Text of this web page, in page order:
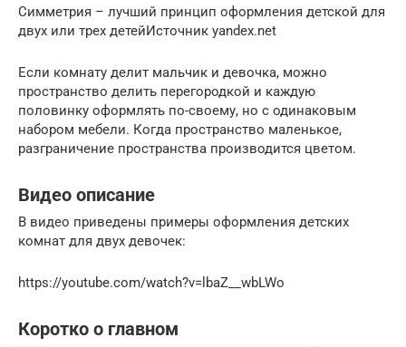
Симметрия – лучший принцип оформления детской для
двух или трех детейИсточник yandex.net
Если комнату делит мальчик и девочка, можно
пространство делить перегородкой и каждую
половинку оформлять по-своему, но с одинаковым
набором мебели. Когда пространство маленькое,
разграничение пространства производится цветом.
Видео описание
В видео приведены примеры оформления детских
комнат для двух девочек:
https://youtube.com/watch?v=lbaZ__wbLWo
Коротко о главном